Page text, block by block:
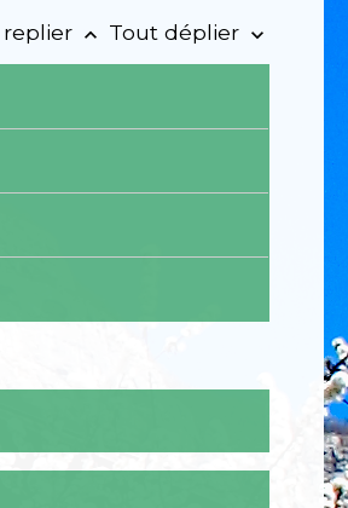
keyboard_arrow_up Tout déplier keyboard_arrow_down